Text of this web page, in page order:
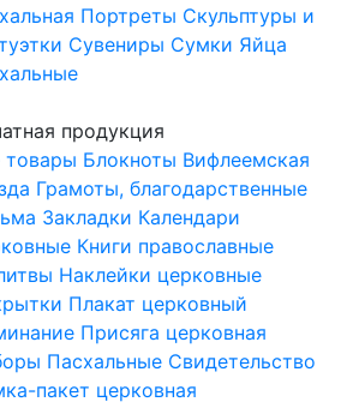
Портреты Скульптуры и
Сувениры Сумки Яйца
продукция
товары Блокноты Вифлеемская
Грамоты, благодарственные
Закладки Календари
Книги православные
Наклейки церковные
Плакат церковный
Присяга церковная
Пасхальные Свидетельство
пакет церковная